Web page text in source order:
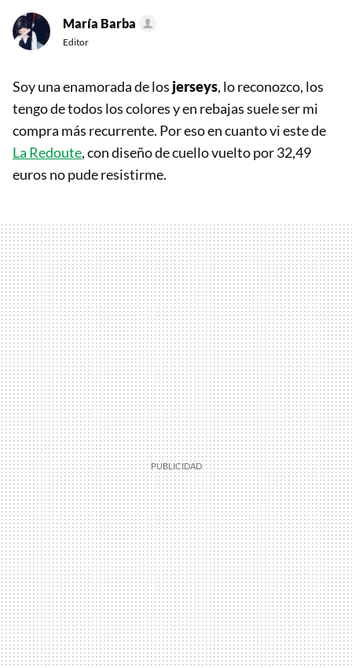
María Barba
Editor
Soy una enamorada de los jerseys, lo reconozco, los
tengo de todos los colores y en rebajas suele ser mi
compra más recurrente. Por eso en cuanto vi este de
La Redoute, con diseño de cuello vuelto por 32,49
euros no pude resistirme.